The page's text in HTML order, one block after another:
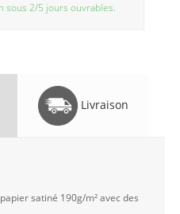
sous 2/5 jours ouvrables.
Livraison
satiné 190g/m² avec des